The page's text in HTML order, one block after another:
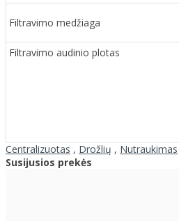
Filtravimo medžiaga
Filtravimo audinio plotas
Centralizuotas , Drožlių , Nutraukimas
Susijusios prekės